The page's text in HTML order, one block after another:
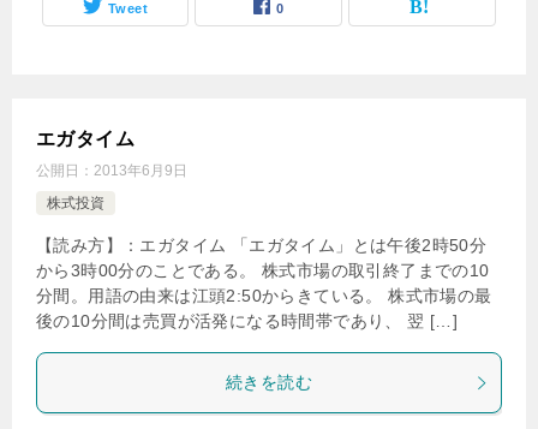
Tweet 0
エガタイム
公開日： 2013年6月9日
株式投資
【読み方】：エガタイム 「エガタイム」とは午後2時50分
から3時00分のことである。 株式市場の取引終了までの10
分間。用語の由来は江頭2:50からきている。 株式市場の最
後の10分間は売買が活発になる時間帯であり、 翌 […]
続きを読む